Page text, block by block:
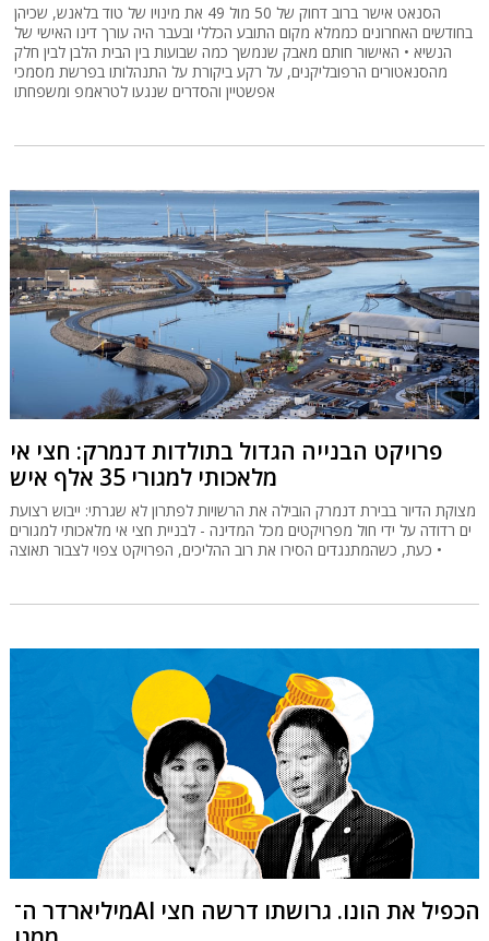
הסנאט אישר ברוב דחוק של 50 מול 49 את מינויו של טוד בלאנש, שכיהן
בחודשים האחרונים כממלא מקום התובע הכללי ובעבר היה עורך דינו האישי של
הנשיא • האישור חותם מאבק שנמשך כמה שבועות בין הבית הלבן לבין חלק
מהסנאטורים הרפובליקנים, על רקע ביקורת על התנהלותו בפרשת מסמכי
אפשטיין והסדרים שנגעו לטראמפ ומשפחתו
פרויקט הבנייה הגדול בתולדות דנמרק: חצי אי
מלאכותי למגורי 35 אלף איש
מצוקת הדיור בבירת דנמרק הובילה את הרשויות לפתרון לא שגרתי: ייבוש רצועת
ים רדודה על ידי חול מפרויקטים מכל המדינה - לבניית חצי אי מלאכותי למגורים
• כעת, כשהמתנגדים הסירו את רוב ההליכים, הפרויקט צפוי לצבור תאוצה
מיליארדר ה־AI הכפיל את הונו. גרושתו דרשה חצי